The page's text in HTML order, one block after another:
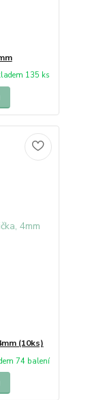
135 ks
(10ks)
74 balení